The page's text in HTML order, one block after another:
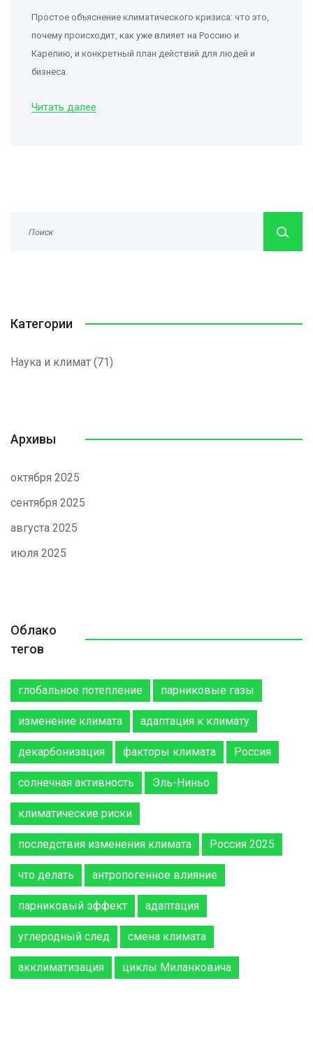
Простое объяснение климатического кризиса: что это,
почему происходит, как уже влияет на Россию и
Карелию, и конкретный план действий для людей и
бизнеса.
Читать далее
Категории
Наука и климат (71)
Архивы
октября 2025
сентября 2025
августа 2025
июля 2025
Облако
тегов
глобальное потепление парниковые газы
изменение климата адаптация к климату
декарбонизация факторы климата Россия
солнечная активность Эль-Ниньо
климатические риски
последствия изменения климата Россия 2025
что делать антропогенное влияние
парниковый эффект адаптация
углеродный след смена климата
акклиматизация циклы Миланковича